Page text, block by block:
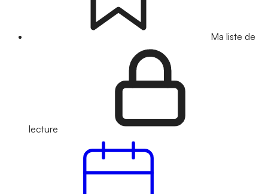
Ma liste de
lecture